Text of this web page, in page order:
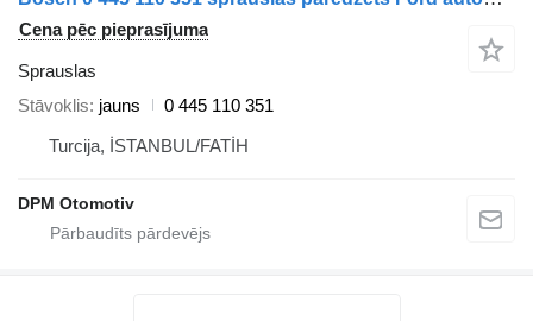
Cena pēc pieprasījuma
Sprauslas
Stāvoklis jauns
0 445 110 351
Turcija, İSTANBUL/FATİH
DPM Otomotiv